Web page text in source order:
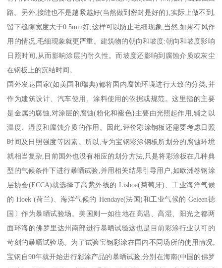
路。另外,接缝也不是越紧越好(当然做到密封是好的},实际上做不到,
留下缝隙宽度大于0.5mm好,这样可以防止毛细现象,当然,如果有风作
用的情况,毛细现象就更严重。建筑物的朝向和坡度:朝向和坡度影响
日照时间,从而影响涂层的耐久性。而坡度还影响到腐蚀介质或灰尘
在钢板上的沉结时间。
国外发达国家(如美国和瑞典)都将国内腐蚀环境进行大致的分类,并
作为建筑设计、汽车使用、涂料使用的依据或规范。这里指的主要
是金属的腐蚀,对涂层的腐蚀(粉化和褪色}主要由光照起作用,辅之以
温度、湿度和腐蚀介质的作用。因此,评价彩涂钢板还需要考虑日照
时间及日照强度等因素。所以,专为宝钢彩涂钢板所划分的腐蚀环境
就相当复杂,目前国外也没有相应的划分方法,只是将彩涂板在几种典
型的气候条件下进行暴晒试验,并用相关结果引导用户,如欧洲卷钢涂
层协会(ECCA)就选择了高紫外线的 Lisboa(菊萄牙)、工业海洋气候
的 Hoek (荷兰)、海洋气候的 Hendaye(法国)和工业气候的 Geleen德
国〕作为暴晒试验场。美国则一如往地在高温、高湿、阳光之都两
面环海的佛罗里达州南部进行暴晒试验这也是目前彩涂行业认可的
苛刻的暴晒试验场。为了试验宝钢彩涂在国内不同场所的使用情况,
宝钢自90年就开始进行彩涂产品的暴晒试验,分别在海南(中国的佛罗